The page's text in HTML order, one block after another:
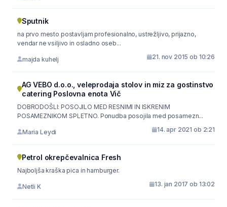
Sputnik
na prvo mesto postavljam profesionalno, ustrežljivo, prijazno,
vendar ne vsiljivo in osladno oseb...
majda kuhelj 21. nov 2015 ob 10:26
AG VEBO d.o.o., veleprodaja stolov in miz za gostinstvo
catering Poslovna enota Vič
DOBRODOŠLI: POSOJILO MED RESNIMI IN ISKRENIM
POSAMEZNIKOM SPLETNO. Ponudba posojila med posamezn...
Maria Leydi 14. apr 2021 ob 2:21
Petrol okrepčevalnica Fresh
Najboljša kraška pica in hamburger.
Netli K 13. jan 2017 ob 13:02